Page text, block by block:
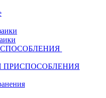
ПРИСПОСОБЛЕНИЯ